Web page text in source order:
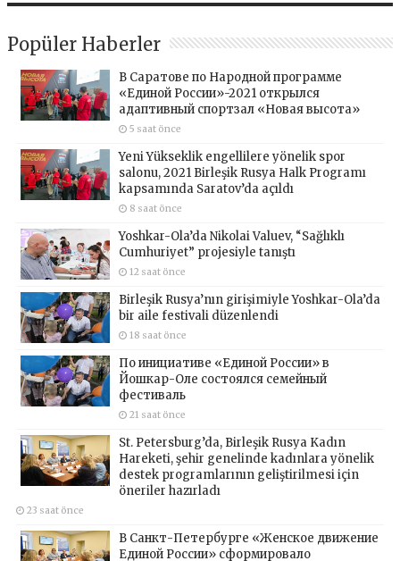
Popüler Haberler
В Саратове по Народной программе
«Единой России»-2021 открылся
адаптивный спортзал «Новая высота»
5 saat önce
Yeni Yükseklik engellilere yönelik spor
salonu, 2021 Birleşik Rusya Halk Programı
kapsamında Saratov’da açıldı
8 saat önce
Yoshkar-Ola’da Nikolai Valuev, “Sağlıklı
Cumhuriyet” projesiyle tanıştı
12 saat önce
Birleşik Rusya’nın girişimiyle Yoshkar-Ola’da
bir aile festivali düzenlendi
18 saat önce
По инициативе «Единой России» в
Йошкар-Оле состоялся семейный
фестиваль
21 saat önce
St. Petersburg’da, Birleşik Rusya Kadın
Hareketi, şehir genelinde kadınlara yönelik
destek programlarının geliştirilmesi için
öneriler hazırladı
23 saat önce
В Санкт-Петербурге «Женское движение
Единой России» сформировало